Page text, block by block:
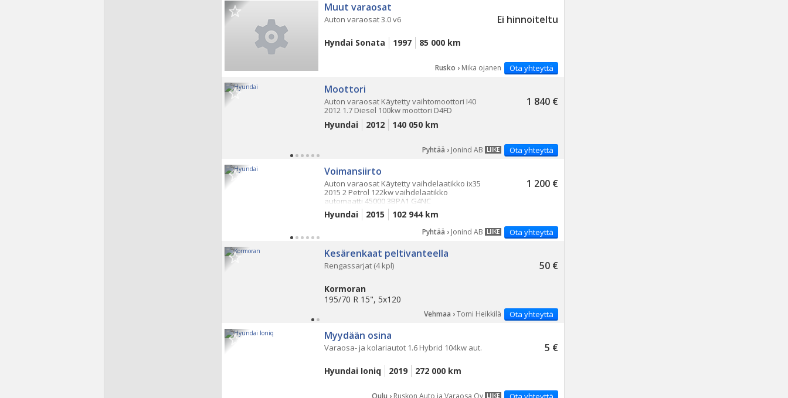
Muut varaosat
Ei hinnoiteltu
Auton varaosat 3.0 v6
Hyndai Sonata 1997 85 000 km
Ota yhteyttä
Rusko › Mika ojanen
Moottori
1 840 €
Auton varaosat Käytetty vaihtomoottori I40
2012 1.7 Diesel 100kw moottori D4FD
Hyundai 2012 140 050 km
Ota yhteyttä
LIIKE
Pyhtää › Jonind AB
Voimansiirto
1 200 €
Auton varaosat Käytetty vaihdelaatikko ix35
2015 2 Petrol 122kw vaihdelaatikko
automaatti 45000 3BPA1 G4NC
Hyundai 2015 102 944 km
Ota yhteyttä
LIIKE
Pyhtää › Jonind AB
Kesärenkaat peltivanteella
50 €
Rengassarjat (4 kpl)
Kormoran
195/70 R 15", 5x120
Ota yhteyttä
Vehmaa ›Tomi Heikkilä
Myydään osina
5 €
Varaosa- ja kolariautot 1.6 Hybrid 104kw aut.
Hyundai Ioniq 2019 272 000 km
LIIKE
Oulu › Ruskon Auto ja Varaosa Oy